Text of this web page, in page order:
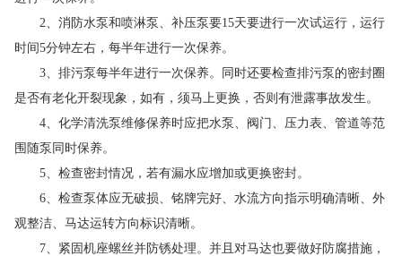
2、消防水泵和喷淋泵、补压泵要15天要进行一次试运行，运行
时间5分钟左右，每半年进行一次保养。
3、排污泵每半年进行一次保养。同时还要检查排污泵的密封圈
是否有老化开裂现象，如有，须马上更换，否则有泄露事故发生。
4、化学清洗泵维修保养时应把水泵、阀门、压力表、管道等范
围随泵同时保养。
5、检查密封情况，若有漏水应增加或更换密封。
6、检查泵体应无破损、铭牌完好、水流方向指示明确清晰、外
观整洁、马达运转方向标识清晰。
7、紧固机座螺丝并防锈处理。并且对马达也要做好防腐措施，